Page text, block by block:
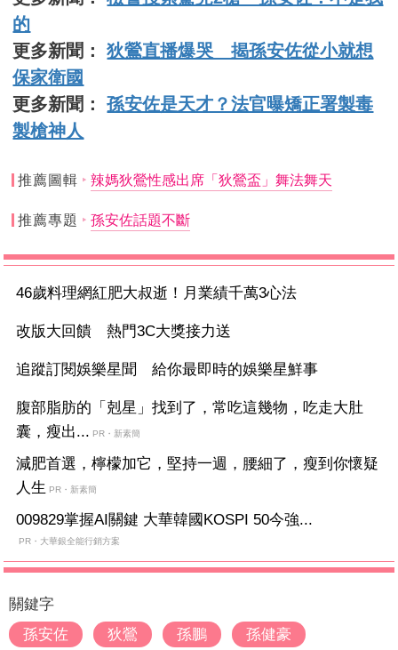
的
更多新聞：狄鶯直播爆哭 揭孫安佐從小就想
保家衛國
更多新聞：孫安佐是天才？法官曝矯正署製毒
製槍神人
推薦圖輯 辣媽狄鶯性感出席「狄鶯盃」舞法舞天
推薦專題 孫安佐話題不斷
46歲料理網紅肥大叔逝！月業績千萬3心法
改版大回饋 熱門3C大獎接力送
追蹤訂閱娛樂星聞 給你最即時的娛樂星鮮事
腹部脂肪的「剋星」找到了，常吃這幾物，吃走大肚
囊，瘦出... PR・新素簡
減肥首選，檸檬加它，堅持一週，腰細了，瘦到你懷疑
人生 PR・新素簡
009829掌握AI關鍵 大華韓國KOSPI 50今強...
PR・大華銀全能行銷方案
關鍵字
孫安佐
狄鶯 孫鵬 孫健豪